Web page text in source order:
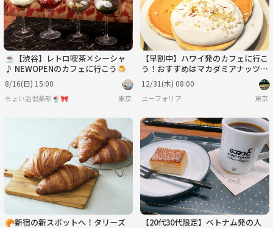
☕【渋谷】レトロ喫茶×シーシャ
♪ NEWOPENのカフェに行こう🍮
8/16(日) 15:00
ちょい活倶楽部🍨🎀 東京
【早割中】ハワイ発のカフェに行こ
う！おすすめはマカダミアナッツパ
ンケーキ😽😽😽
12/31(木) 08:00
ユーフォリア 東京
🥐新宿の新スポットへ！タリーズ
【20代30代限定】ベトナム発の人